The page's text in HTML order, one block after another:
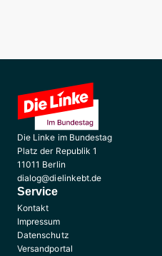
Die Linke im Bundestag
Platz der Republik 1
11011 Berlin
dialog@dielinkebt.de
Service
Kontakt
Impressum
Datenschutz
Versandportal